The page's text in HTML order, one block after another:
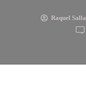
Raquel